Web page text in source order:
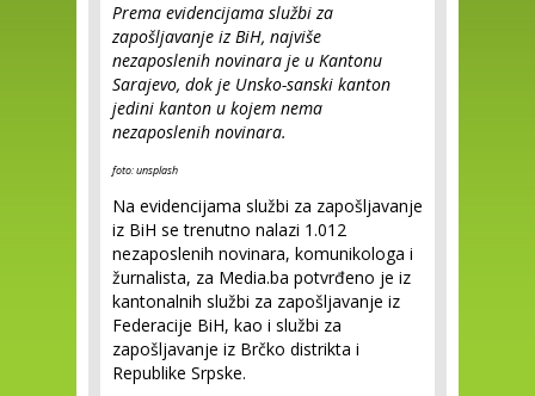
Prema evidencijama službi za
zapošljavanje iz BiH, najviše
nezaposlenih novinara je u Kantonu
Sarajevo, dok je Unsko-sanski kanton
jedini kanton u kojem nema
nezaposlenih novinara.
foto: unsplash
Na evidencijama službi za zapošljavanje
iz BiH se trenutno nalazi 1.012
nezaposlenih novinara, komunikologa i
žurnalista, za Media.ba potvrđeno je iz
kantonalnih službi za zapošljavanje iz
Federacije BiH, kao i službi za
zapošljavanje iz Brčko distrikta i
Republike Srpske.